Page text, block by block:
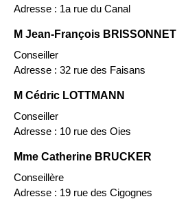
Adresse : 1a rue du Canal
M Jean-François BRISSONNET
Conseiller
Adresse : 32 rue des Faisans
M Cédric LOTTMANN
Conseiller
Adresse : 10 rue des Oies
Mme Catherine BRUCKER
Conseillère
Adresse : 19 rue des Cigognes